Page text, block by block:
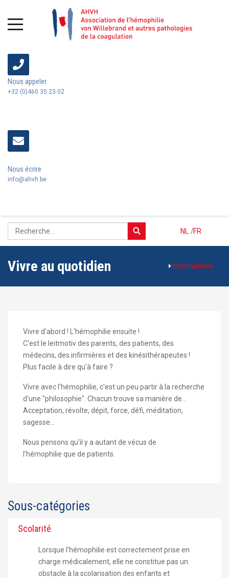
Nous appeler
+32 (0)460 35 23 02
Nous écrire
info@ahvh.be
NL FR
/
Vivre au quotidien Informations
Vivre d'abord ! L'hémophilie ensuite !
C'est le leitmotiv des parents, des patients, des
médecins, des infirmières et des kinésithérapeutes !
Plus facile à dire qu'à faire ?
Vivre avec l'hémophilie, c'est un peu partir à la recherche
d'une "philosophie". Chacun trouve sa manière de...
Acceptation, révolte, dépit, force, défi, méditation,
sagesse...
Nous pensons qu'il y a autant de vécus de
l'hémophilie que de patients.
Sous-catégories
Scolarité
Lorsque l'hémophilie est correctement prise en
charge médicalement, elle ne constitue pas un
obstacle à la scolarisation des enfants et